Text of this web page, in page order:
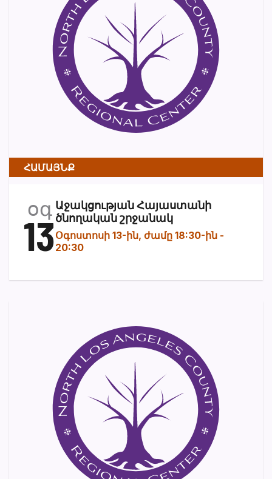
ՀԱՄԱՅՆՔ
օգ
13
Աջակցության Հայաստանի
ծնողական շրջանակ
Օգոստոսի 13-ին, ժամը 18:30-ին -
20:30